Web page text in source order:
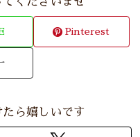
Pinterest
ら嬉しいです